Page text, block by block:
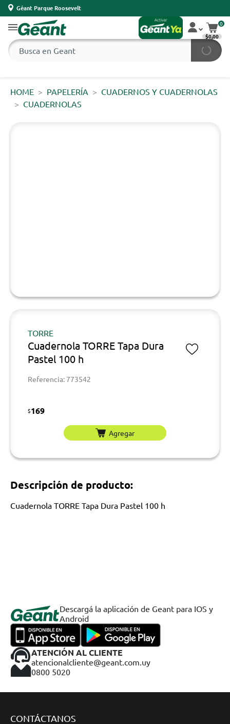
Géant Parque Roosevelt
0
$0,00
HOME PAPELERÍA
CUADERNOS Y CUADERNOLAS
CUADERNOLAS
TORRE
Cuadernola TORRE Tapa Dura
Pastel 100 h
Referencia: 773542
$169
Agregar
Descripción de producto:
Cuadernola TORRE Tapa Dura Pastel 100 h
Descargá la aplicación de Geant para IOS y
Android
ATENCIÓN AL CLIENTE
atencionalcliente@geant.com.uy
0800 5020
CONTÁCTANOS